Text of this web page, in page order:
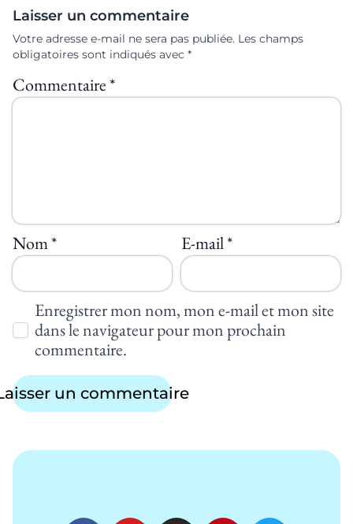
Laisser un commentaire
Votre adresse e-mail ne sera pas publiée. Les champs
obligatoires sont indiqués avec *
Commentaire*
Nom* E-mail*
Enregistrer mon nom, mon e-mail et mon site
dans le navigateur pour mon prochain
commentaire.